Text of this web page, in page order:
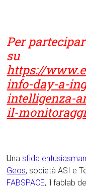
Per
su
https://
info-day-a-
intelligenza-
il-
Unasfida
Geos, società ASI e
FABSPACE, il fablab